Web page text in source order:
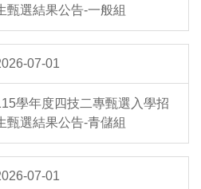
甄選結果公告-一般組
07-01
學年度四技二專甄選入學招
甄選結果公告-青儲組
07-01